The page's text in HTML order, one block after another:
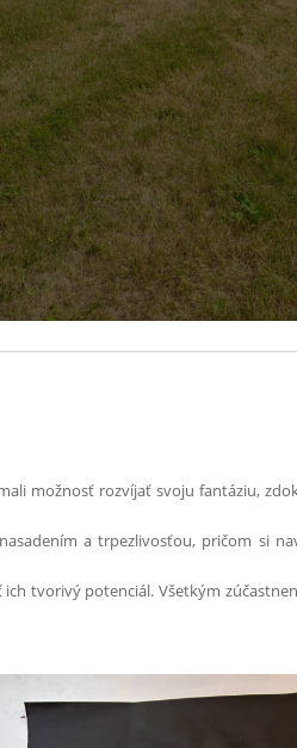
možnosť rozvíjať svoju fantáziu,
a trpezlivosťou, pričom si
tvorivý potenciál. Všetkým